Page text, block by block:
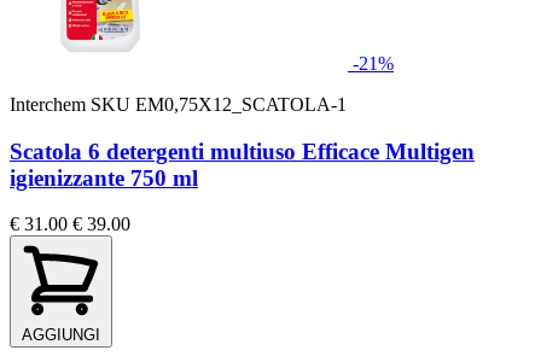
-21%
Interchem SKU EM0,75X12_SCATOLA-1
Scatola 6 detergenti multiuso Efficace Multigen
igienizzante 750 ml
€ 31.00 € 39.00
AGGIUNGI